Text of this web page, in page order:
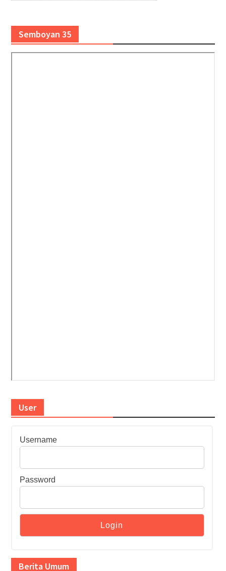
Semboyan 35
User
Username
Password
Berita Umum